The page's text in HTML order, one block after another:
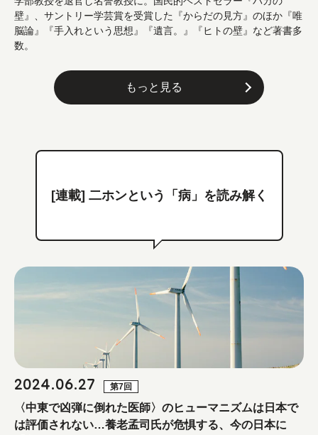
壁』、サントリー学芸賞を受賞した『からだの見方』のほか『唯
脳論』『手入れという思想』『遺言。』『ヒトの壁』など著書多
数。
もっと見る
[連載] 二ホンという「病」を読み解く
2024.06.27 第7回
〈中東で凶弾に倒れた医師〉のヒューマニズムは日本で
は評価されない…養老孟司氏が危惧する、今の日本に